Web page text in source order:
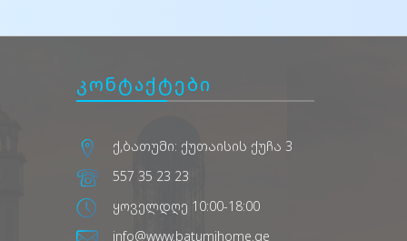
კონტაქტები
ქ,ბათუმი: ქუთაისის ქუჩა 3
557 35 23 23
ყოველდღე 10:00-18:00
info@www.batumihome.ge